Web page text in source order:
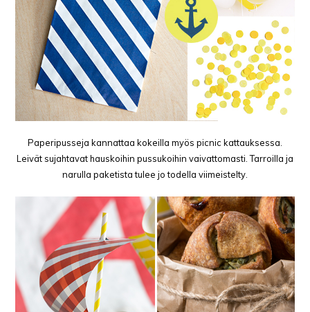
Paperipusseja kannattaa kokeilla myös picnic kattauksessa.
Leivät sujahtavat hauskoihin pussukoihin vaivattomasti. Tarroilla ja
narulla paketista tulee jo todella viimeistelty.